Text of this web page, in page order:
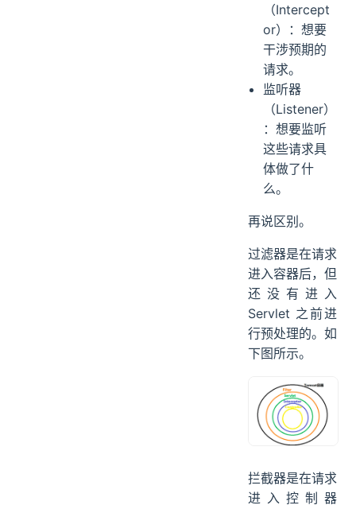
（Intercept
or）：想要
干涉预期的
请求。
监听器
（Listener）
：想要监听
这些请求具
体做了什
么。
再说区别。
过滤器是在请求
进入容器后，但
还没有进入
Servlet 之前进
行预处理的。如
下图所示。
拦截器是在请求
进入控制器